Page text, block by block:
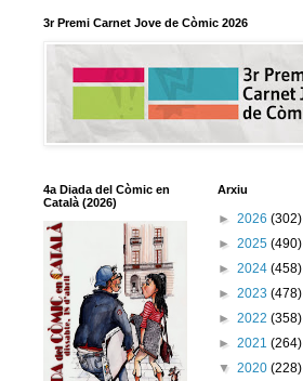
3r Premi Carnet Jove de Còmic 2026
4a Diada del Còmic en
Català (2026)
Arxiu
► 2026 (302)
► 2025 (490)
► 2024 (458)
► 2023 (478)
► 2022 (358)
► 2021 (264)
▼ 2020 (228)